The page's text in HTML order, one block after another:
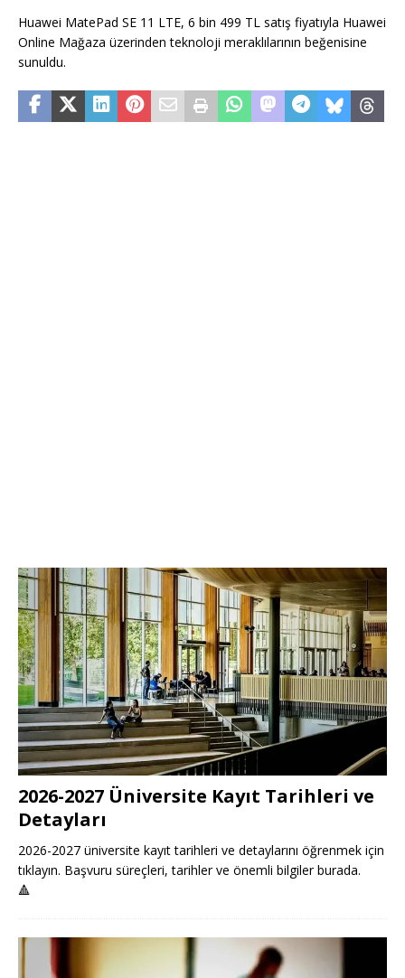
Huawei MatePad SE 11 LTE, 6 bin 499 TL satış fiyatıyla Huawei
Online Mağaza üzerinden teknoloji meraklılarının beğenisine
sunuldu.
2026-2027 Üniversite Kayıt Tarihleri ve
Detayları
2026-2027 üniversite kayıt tarihleri ve detaylarını öğrenmek için
tıklayın. Başvuru süreçleri, tarihler ve önemli bilgiler burada.
🔺